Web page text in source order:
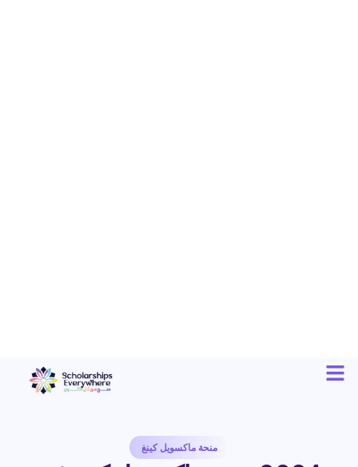
منحة ماكسويل كينغ